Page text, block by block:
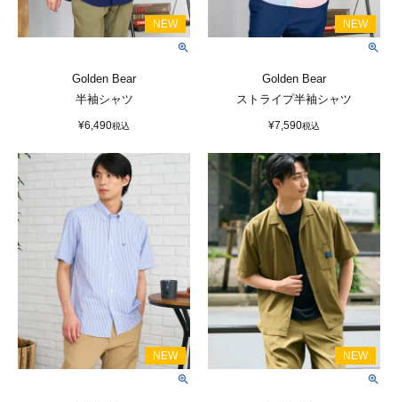
Golden Bear
半袖シャツ
¥6,490税込
Golden Bear
ストライプ半袖シャツ
¥7,590税込